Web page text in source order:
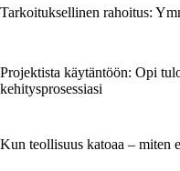
Tarkoituksellinen rahoitus:
Projektista käytäntöön: Opi
kehitysprosessiasi
Kun teollisuus katoaa – miten